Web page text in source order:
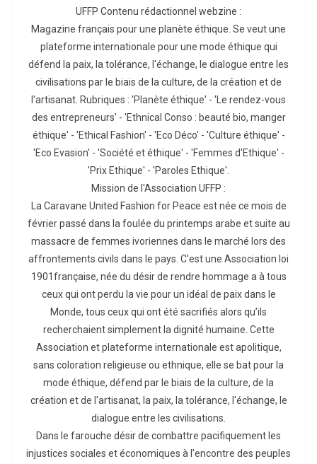
UFFP Contenu rédactionnel webzine :
Magazine français pour une planète éthique. Se veut une
plateforme internationale pour une mode éthique qui
défend la paix, la tolérance, l'échange, le dialogue entre les
civilisations par le biais de la culture, de la création et de
l'artisanat. Rubriques : 'Planète éthique' - 'Le rendez-vous
des entrepreneurs' - 'Ethnical Conso : beauté bio, manger
éthique' - 'Ethical Fashion' - 'Eco Déco' - 'Culture éthique' -
'Eco Evasion' - 'Société et éthique' - 'Femmes d'Ethique' -
'Prix Ethique' - 'Paroles Ethique'.
Mission de l'Association UFFP :
La Caravane United Fashion for Peace est née ce mois de
février passé dans la foulée du printemps arabe et suite au
massacre de femmes ivoriennes dans le marché lors des
affrontements civils dans le pays. C'est une Association loi
1901française, née du désir de rendre hommage a à tous
ceux qui ont perdu la vie pour un idéal de paix dans le
Monde, tous ceux qui ont été sacrifiés alors qu’ils
recherchaient simplement la dignité humaine. Cette
Association et plateforme internationale est apolitique,
sans coloration religieuse ou ethnique, elle se bat pour la
mode éthique, défend par le biais de la culture, de la
création et de l'artisanat, la paix, la tolérance, l'échange, le
dialogue entre les civilisations.
Dans le farouche désir de combattre pacifiquement les
injustices sociales et économiques à l'encontre des peuples